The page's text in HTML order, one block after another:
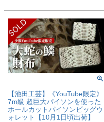
【池田工芸】《YouTube限定》
7m級 超巨大パイソンを使った
ホールカットパイソンビッグウ
ォレット【10月1日頃出荷】